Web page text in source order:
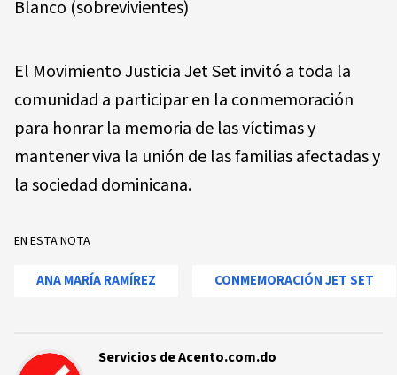
Blanco (sobrevivientes)
El Movimiento Justicia Jet Set invitó a toda la
comunidad a participar en la conmemoración
para honrar la memoria de las víctimas y
mantener viva la unión de las familias afectadas y
la sociedad dominicana.
EN ESTA NOTA
ANA MARÍA RAMÍREZ CONMEMORACIÓN JET SET
Servicios de Acento.com.do